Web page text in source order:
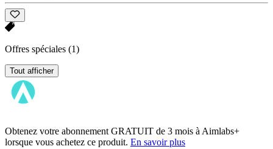
Offres spéciales (1)
Tout afficher
Obtenez votre abonnement GRATUIT de 3 mois à Aimlabs+
lorsque vous achetez ce produit. En savoir plus